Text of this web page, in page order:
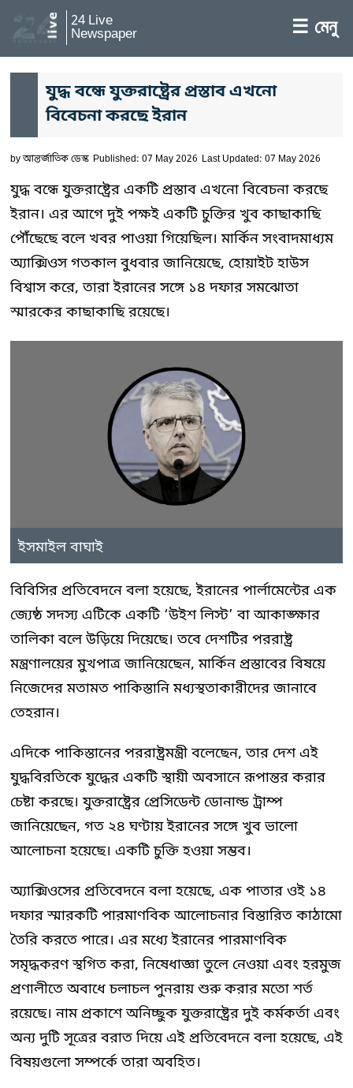
24 Live
Newspaper ☰ মেনু
যুদ্ধ বন্ধে যুক্তরাষ্ট্রের প্রস্তাব এখনো
বিবেচনা করছে ইরান
byআন্তর্জাতিক ডেস্ক Published: 07 May 2026 Last Updated: 07 May 2026
যুদ্ধ বন্ধে যুক্তরাষ্ট্রের একটি প্রস্তাব এখনো বিবেচনা করছে
ইরান। এর আগে দুই পক্ষই একটি চুক্তির খুব কাছাকাছি
পৌঁছেছে বলে খবর পাওয়া গিয়েছিল। মার্কিন সংবাদমাধ্যম
অ্যাক্সিওস গতকাল বুধবার জানিয়েছে, হোয়াইট হাউস
বিশ্বাস করে, তারা ইরানের সঙ্গে ১৪ দফার সমঝোতা
স্মারকের কাছাকাছি রয়েছে।
ইসমাইল বাঘাই
বিবিসির প্রতিবেদনে বলা হয়েছে, ইরানের পার্লামেন্টের এক
জ্যেষ্ঠ সদস্য এটিকে একটি ‘উইশ লিস্ট’ বা আকাঙ্ক্ষার
তালিকা বলে উড়িয়ে দিয়েছে। তবে দেশটির পররাষ্ট্র
মন্ত্রণালয়ের মুখপাত্র জানিয়েছেন, মার্কিন প্রস্তাবের বিষয়ে
নিজেদের মতামত পাকিস্তানি মধ্যস্থতাকারীদের জানাবে
তেহরান।
এদিকে পাকিস্তানের পররাষ্ট্রমন্ত্রী বলেছেন, তার দেশ এই
যুদ্ধবিরতিকে যুদ্ধের একটি স্থায়ী অবসানে রূপান্তর করার
চেষ্টা করছে। যুক্তরাষ্ট্রের প্রেসিডেন্ট ডোনাল্ড ট্রাম্প
জানিয়েছেন, গত ২৪ ঘণ্টায় ইরানের সঙ্গে খুব ভালো
আলোচনা হয়েছে। একটি চুক্তি হওয়া সম্ভব।
অ্যাক্সিওসের প্রতিবেদনে বলা হয়েছে, এক পাতার ওই ১৪
দফার স্মারকটি পারমাণবিক আলোচনার বিস্তারিত কাঠামো
তৈরি করতে পারে। এর মধ্যে ইরানের পারমাণবিক
সমৃদ্ধকরণ স্থগিত করা, নিষেধাজ্ঞা তুলে নেওয়া এবং হরমুজ
প্রণালীতে অবাধে চলাচল পুনরায় শুরু করার মতো শর্ত
রয়েছে। নাম প্রকাশে অনিচ্ছুক যুক্তরাষ্ট্রের দুই কর্মকর্তা এবং
অন্য দুটি সূত্রের বরাত দিয়ে এই প্রতিবেদনে বলা হয়েছে, এই
বিষয়গুলো সম্পর্কে তারা অবহিত।